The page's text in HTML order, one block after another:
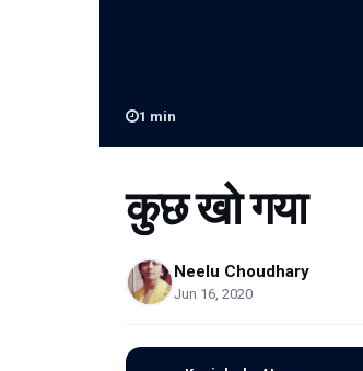
1 min
कुछ खो गया
Neelu Choudhary
Jun 16, 2020